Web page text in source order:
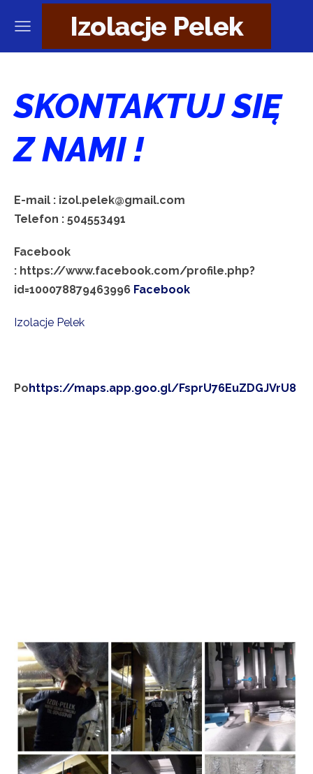
Izolacje Pelek
SKONTAKTUJ SIĘ
Z NAMI !
E-mail : izol.pelek@gmail.com
Telefon : 504553491
Facebook
: https://www.facebook.com/profile.php?
id=100078879463996 Facebook
Izolacje Pelek
Po https://maps.app.goo.gl/FsprU76EuZDGJVrU8